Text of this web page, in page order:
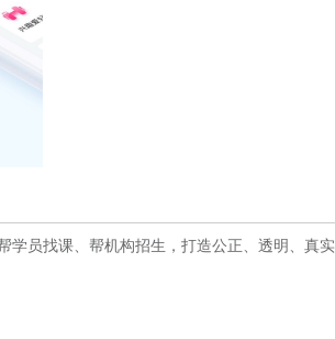
员找课、帮机构招生，打造公正、透明、真实